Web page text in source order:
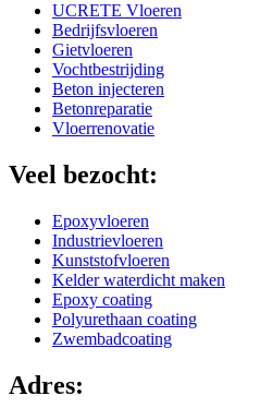
UCRETE Vloeren
Bedrijfsvloeren
Gietvloeren
Vochtbestrijding
Beton injecteren
Betonreparatie
Vloerrenovatie
Veel bezocht:
Epoxyvloeren
Industrievloeren
Kunststofvloeren
Kelder waterdicht maken
Epoxy coating
Polyurethaan coating
Zwembadcoating
Adres: